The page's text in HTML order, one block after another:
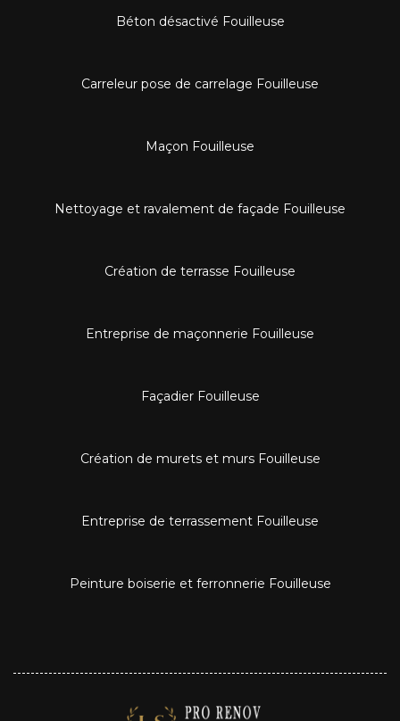
Béton désactivé Fouilleuse
Carreleur pose de carrelage Fouilleuse
Maçon Fouilleuse
Nettoyage et ravalement de façade Fouilleuse
Création de terrasse Fouilleuse
Entreprise de maçonnerie Fouilleuse
Façadier Fouilleuse
Création de murets et murs Fouilleuse
Entreprise de terrassement Fouilleuse
Peinture boiserie et ferronnerie Fouilleuse